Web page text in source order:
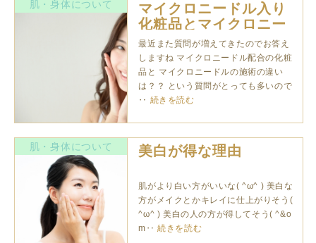
肌・身体について
マイクロニードル入り
化粧品とマイクロニー
ドルの施術の違い
最近また質問が増えてきたのでお答え
しますね マイクロニードル配合の化粧
品と マイクロニードルの施術の違い
は？？ という質問がとっても多いので
‥ 続きを読む
肌・身体について 美白が得な理由
肌がより白い方がいいな( ^ω^ ) 美白な
方がメイクとかキレイに仕上がりそう(
^ω^ ) 美白の人の方が得してそう( ^&o
m‥続きを読む